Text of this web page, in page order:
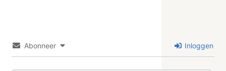
Abonneer Inloggen